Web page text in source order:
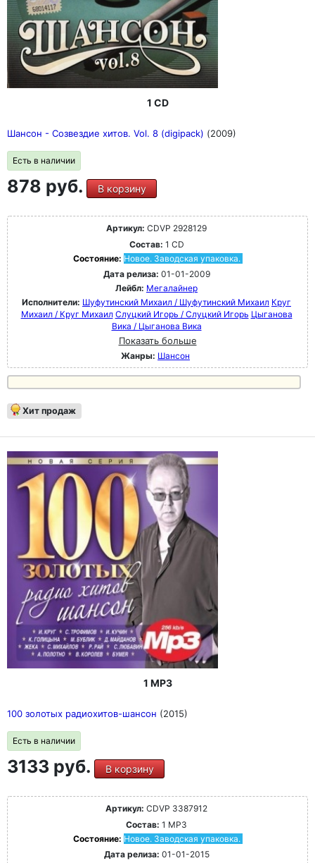
1 CD
Шансон - Созвездие хитов. Vol. 8 (digipack) (2009)
Есть в наличии
878 руб. В корзину
Артикул: CDVP 2928129
Состав: 1 CD
Состояние: Новое. Заводская упаковка.
Дата релиза: 01-01-2009
Лейбл: Мегалайнер
Исполнители: Шуфутинский Михаил / Шуфутинский Михаил Круг
Михаил / Круг Михаил Слуцкий Игорь / Слуцкий Игорь Цыганова
Вика / Цыганова Вика
Показать больше
Жанры: Шансон
Хит продаж
1 MP3
100 золотых радиохитов-шансон (2015)
Есть в наличии
3133 руб. В корзину
Артикул: CDVP 3387912
Состав: 1 MP3
Состояние: Новое. Заводская упаковка.
Дата релиза: 01-01-2015